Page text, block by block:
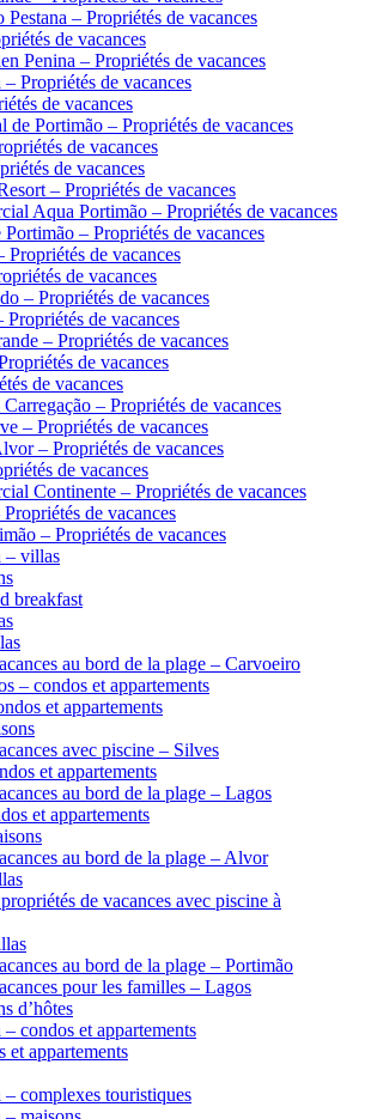
– Propriétés de vacances
de vacances
Penina – Propriétés de vacances
Propriétés de vacances
de vacances
de Portimão – Propriétés de vacances
de vacances
de vacances
– Propriétés de vacances
Aqua Portimão – Propriétés de vacances
– Propriétés de vacances
Propriétés de vacances
de vacances
– Propriétés de vacances
Propriétés de vacances
– Propriétés de vacances
de vacances
de vacances
– Propriétés de vacances
– Propriétés de vacances
– Propriétés de vacances
de vacances
Continente – Propriétés de vacances
de vacances
– Propriétés de vacances
– villas
breakfast
au bord de la plage – Carvoeiro
– condos et appartements
et appartements
avec piscine – Silves
et appartements
au bord de la plage – Lagos
et appartements
au bord de la plage – Alvor
de vacances avec piscine à
au bord de la plage – Portimão
pour les familles – Lagos
d’hôtes
condos et appartements
et appartements
– complexes touristiques